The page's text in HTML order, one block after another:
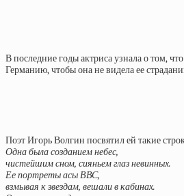
В последние годы актриса узнала о том,
Германию, чтобы она не видела ее
Поэт Игорь Волгин посвятил ей такие
Одна была созданием небес,
чистейшим сном, сияньем глаз невинных.
Ее портреты асы ВВС,
взмывая к звездам, вешали в кабинах.